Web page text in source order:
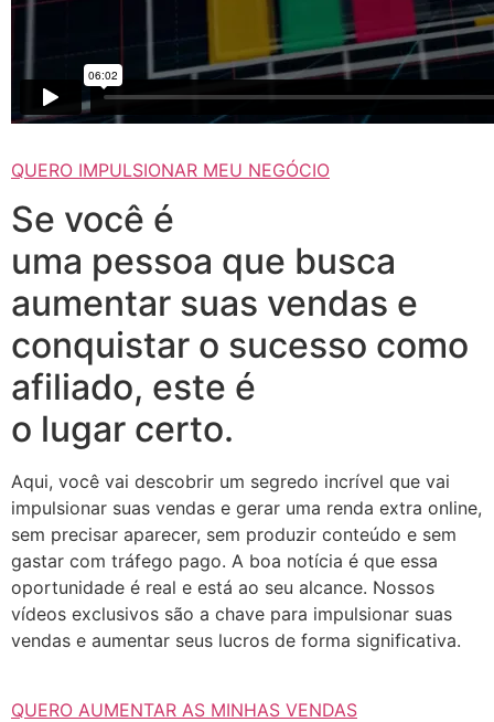
QUERO IMPULSIONAR MEU NEGÓCIO
Se você é
uma pessoa que busca
aumentar suas vendas e
conquistar o sucesso como
afiliado, este é
o lugar certo.
Aqui, você vai descobrir um segredo incrível que vai
impulsionar suas vendas e gerar uma renda extra online,
sem precisar aparecer, sem produzir conteúdo e sem
gastar com tráfego pago. A boa notícia é que essa
oportunidade é real e está ao seu alcance. Nossos
vídeos exclusivos são a chave para impulsionar suas
vendas e aumentar seus lucros de forma significativa.
QUERO AUMENTAR AS MINHAS VENDAS